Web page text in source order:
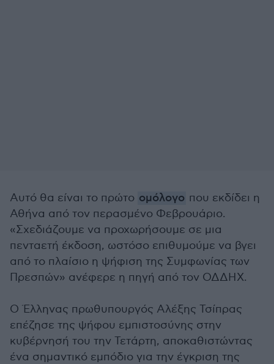
Αυτό θα είναι το πρώτο ομόλογο που εκδίδει η
Αθήνα από τον περασμένο Φεβρουάριο.
«Σχεδιάζουμε να προχωρήσουμε σε μια
πενταετή έκδοση, ωστόσο επιθυμούμε να βγει
από το πλαίσιο η ψήφιση της Συμφωνίας των
Πρεσπών» ανέφερε η πηγή από τον ΟΔΔΗΧ.
Ο Έλληνας πρωθυπουργός Αλέξης Τσίπρας
επέζησε της ψήφου εμπιστοσύνης στην
κυβέρνησή του την Τετάρτη, αποκαθιστώντας
ένα σημαντικό εμπόδιο για την έγκριση της